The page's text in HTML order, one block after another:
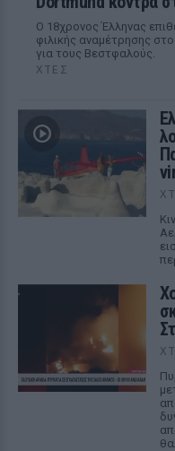
Ο 18χρονος Έλληνας
φιλικής αναμέτρησης
για τους Βεστφαλούς.
ΧΤΕΣ